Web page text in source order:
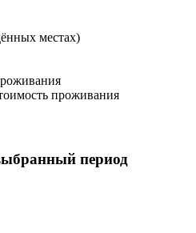
местах)
проживания
период